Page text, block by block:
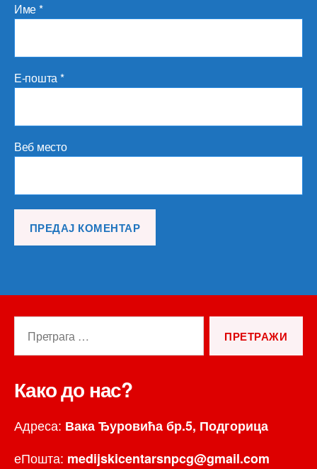
Име*
Е-пошта*
Веб место
Како до нас?
Адреса: Вака Ђуровића бр.5, Подгорица
еПошта: medijskicentarsnpcg@gmail.com